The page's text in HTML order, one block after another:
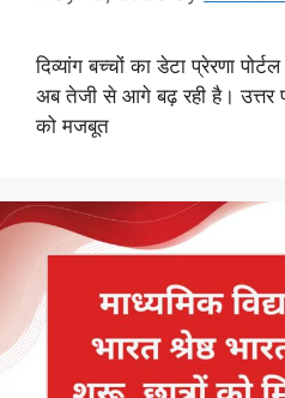
दिव्यांग बच्चों का डेटा प्रेरणा
अब तेजी से आगे बढ़ रही है। उत्तर
को मजबूत